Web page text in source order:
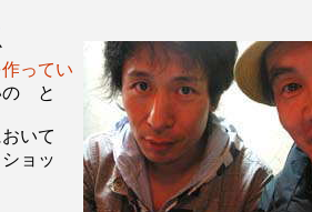
ってい
の と
おいて
ョッ